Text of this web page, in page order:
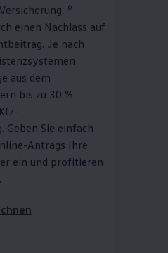
6
einen Nachlass auf
Je nach
aus dem
bis zu 30 %
Sie einfach
Antrags Ihre
ein und profitieren